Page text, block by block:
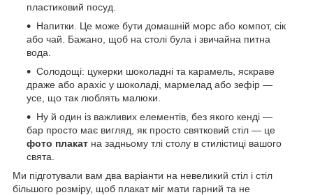
пластиковий посуд.
Напитки. Це може бути домашній морс або компот, сік
або чай. Бажано, щоб на столі була і звичайна питна
вода.
Солодощі: цукерки шоколадні та карамель, яскраве
драже або арахіс у шоколаді, мармелад або зефір —
усе, що так люблять малюки.
Ну й один із важливих елементів, без якого кенді —
бар просто має вигляд, як просто святковий стіл — це
фото плакат на задньому тлі столу в стилістиці вашого
свята.
Ми підготували вам два варіанти на невеликий стіл і стіл
більшого розміру, щоб плакат міг мати гарний та не